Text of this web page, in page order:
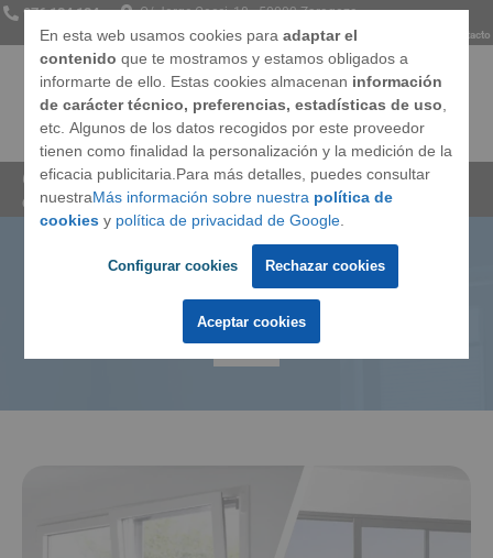
En esta web usamos cookies para adaptar el
contenido que te mostramos y estamos obligados a
informarte de ello. Estas cookies almacenan información
de carácter técnico, preferencias, estadísticas de uso,
etc. Algunos de los datos recogidos por este proveedor
tienen como finalidad la personalización y la medición de la
eficacia publicitaria.Para más detalles, puedes consultar
nuestraMás información sobre nuestra política de
cookiesy política de privacidad de Google.
Configurar cookies Rechazar cookies
Aceptar cookies
976 134 134 C/ Jorge Cocci, 18 · 50002 Zaragoza
Somos Opiniones Preguntas frecuentes Contacto
Ventanas
Techos
Puertas
Marcas
Cerramientos Integrales»Blog»Ventanas
oscilobatientes o correderas, ¿cuál instalo?
Ventanas oscilobatientes o
correderas, ¿cuál instalo?